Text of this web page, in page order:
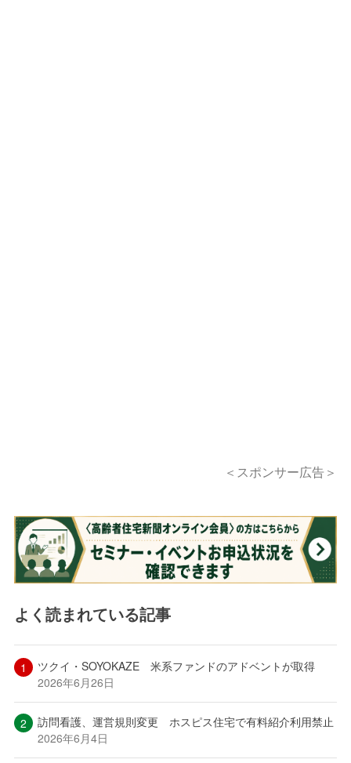
＜スポンサー広告＞
よく読まれている記事
ツクイ・SOYOKAZE 米系ファンドのアドベントが取得
2026年6月26日
訪問看護、運営規則変更 ホスピス住宅で有料紹介利用禁止
2026年6月4日